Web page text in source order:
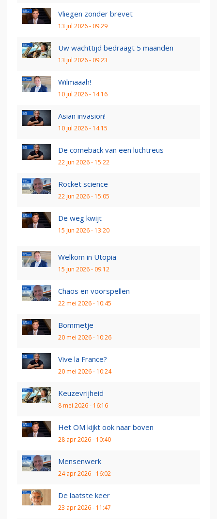
Vliegen zonder brevet
13 jul 2026 - 09:29
Uw wachttijd bedraagt 5 maanden
13 jul 2026 - 09:23
Wilmaaah!
10 jul 2026 - 14:16
Asian invasion!
10 jul 2026 - 14:15
De comeback van een luchtreus
22 jun 2026 - 15:22
Rocket science
22 jun 2026 - 15:05
De weg kwijt
15 jun 2026 - 13:20
Welkom in Utopia
15 jun 2026 - 09:12
Chaos en voorspellen
22 mei 2026 - 10:45
Bommetje
20 mei 2026 - 10:26
Vive la France?
20 mei 2026 - 10:24
Keuzevrijheid
8 mei 2026 - 16:16
Het OM kijkt ook naar boven
28 apr 2026 - 10:40
Mensenwerk
24 apr 2026 - 16:02
De laatste keer
23 apr 2026 - 11:47